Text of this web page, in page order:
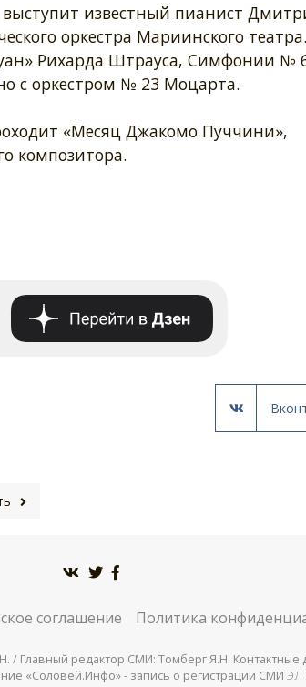
известный пианист
оркестра Мариинского театра.
Рихарда Штрауса, Симфонии №
с оркестром № 23 Моцарта.
«Месяц Джакомо Пуччини»,
композитора.
соглашение Политика
Главный редактор СМИ: Томберг Я.Н.
«Соловей.Инфо» - запись о регистрации СМИ ЭЛ